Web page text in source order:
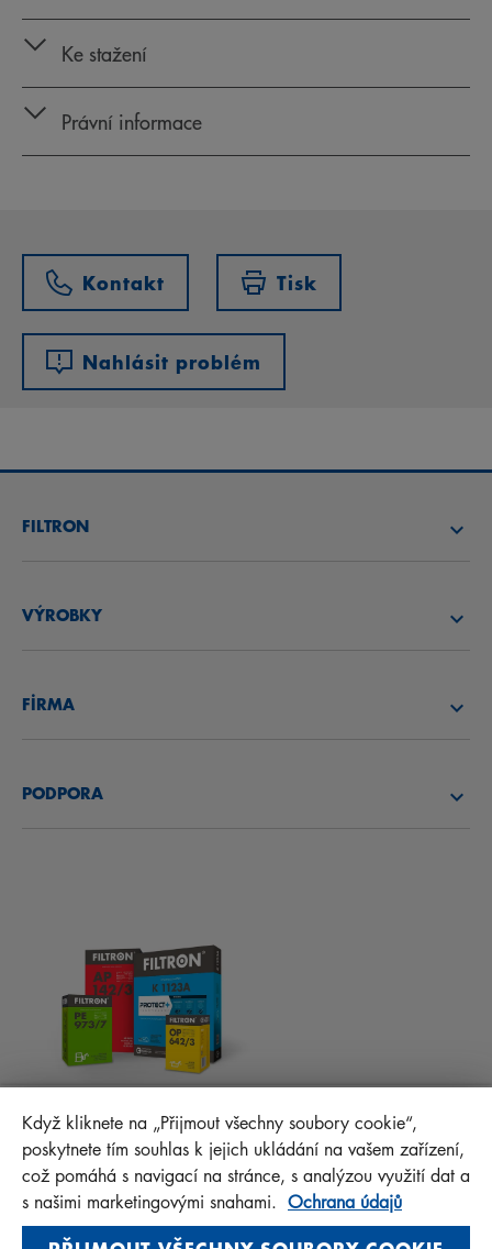
Ke stažení
Právní informace
Kontakt Tisk
Nahlásit problém
FILTRON
VÝROBKY
FİRMA
PODPORA
FAQ
MANN+HUMMEL FT Poland
Sp. z o. o. Sp. k.
ul. Wrocławska 145, 63-800 GOSTYŃ, POLAND
Privacy Statement
Imprint
Když kliknete na „Přijmout všechny soubory cookie“,
poskytnete tím souhlas k jejich ukládání na vašem zařízení,
což pomáhá s navigací na stránce, s analýzou využití dat a
s našimi marketingovými snahami. Ochrana údajů